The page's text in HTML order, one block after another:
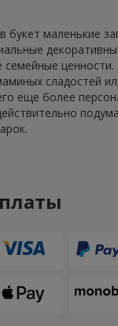
маленькие
сладостей
еще более